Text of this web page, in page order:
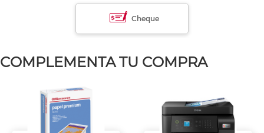
Cheque
COMPLEMENTA TU COMPRA